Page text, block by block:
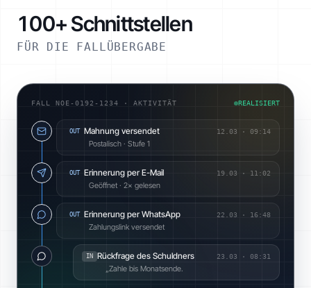
100+ Schnittstellen
FÜR DIE FALLÜBERGABE
FALL NOE-0192-1234 · AKTIVITÄT REALISIERT
OUT Mahnung versendet 12.03 · 09:14
Postalisch · Stufe 1
OUT Erinnerung per E-Mail 19.03 · 11:02
Geöffnet · 2× gelesen
OUT Erinnerung per WhatsApp 22.03 · 16:48
Zahlungslink versendet
IN Rückfrage des Schuldners 23.03 · 08:31
„Zahle bis Monatsende.